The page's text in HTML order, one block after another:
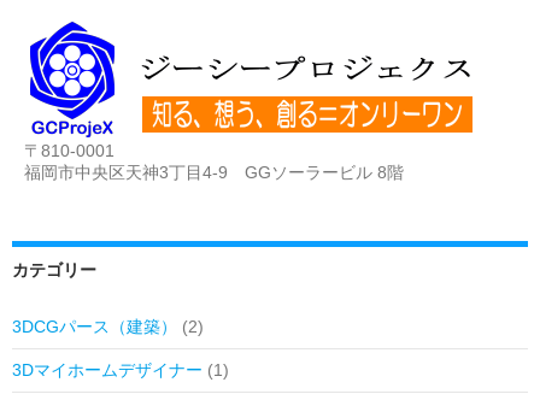
ョ
ン
〒810-0001
福岡市中央区天神3丁目4-9 GGソーラービル 8階
カテゴリー
3DCGパース（建築） (2)
3Dマイホームデザイナー (1)